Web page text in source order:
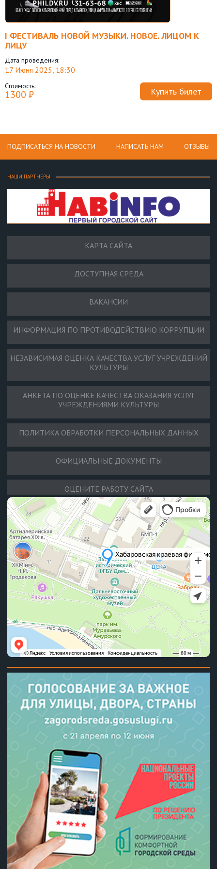
I ФЕСТИВАЛЬ НОВОЙ МУЗЫКИ. НОВОЕ. ЛИЦОМ К
ЛИЦУ
Дата проведения:
17 Июня 2025, 18:30
Стоимость:
1300 ₽ Купить билет
ПОДПИСАТЬСЯ НА НОВОСТИ НАПИСАТЬ НАМ ОТЗЫВЫ
НАШИ ПАРТНЕРЫ
КАРТА САЙТА
ДОСТУПНАЯ СРЕДА
ВАКАНСИИ
ИНФОРМАЦИЯ ПО ПРОТИВОДЕЙСТВИЮ КОРРУПЦИИ
НЕЗАВИСИМАЯ ОЦЕНКА КАЧЕСТВА УСЛУГ УЧРЕЖДЕНИЙ
КУЛЬТУРЫ
АНКЕТА ПО ОЦЕНКЕ КАЧЕСТВА ОКАЗАНИЯ УСЛУГ
УЧРЕЖДЕНИЯМИ КУЛЬТУРЫ
ПОЛИТИКА ОБРАБОТКИ ПЕРСОНАЛЬНЫХ ДАННЫХ
ОФИЦИАЛЬНЫЕ ДОКУМЕНТЫ
ОЦЕНИТЕ РАБОТУ САЙТА